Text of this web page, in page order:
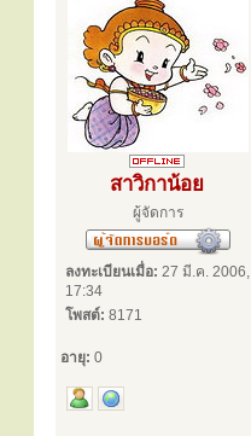
สาวิกาน้อย
ผู้จัดการ
ลงทะเบียนเมื่อ: 27 มี.ค. 2006,
17:34
โพสต์: 8171
อายุ: 0